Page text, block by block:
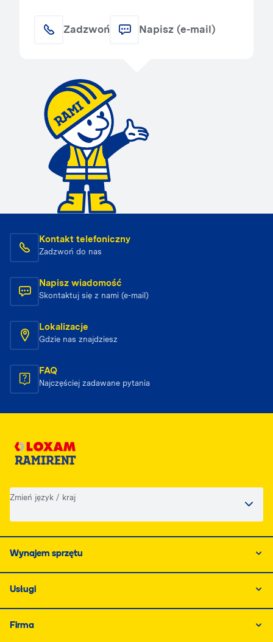
Zadzwoń Napisz (e-mail)
Kontakt telefoniczny
Zadzwoń do nas
Napisz wiadomość
Skontaktuj się z nami (e-mail)
Lokalizacje
Gdzie nas znajdziesz
FAQ
Najczęściej zadawane pytania
Zmień język / kraj
Wynajem sprzętu
Usługi
Firma